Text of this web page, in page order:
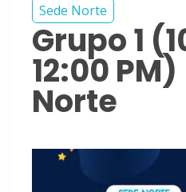
Sede Norte
Grupo 1
12:00
Norte